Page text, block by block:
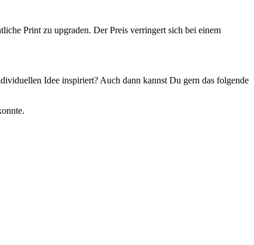
Print zu upgraden. Der Preis verringert sich bei einem
Idee inspiriert? Auch dann kannst Du gern das folgende